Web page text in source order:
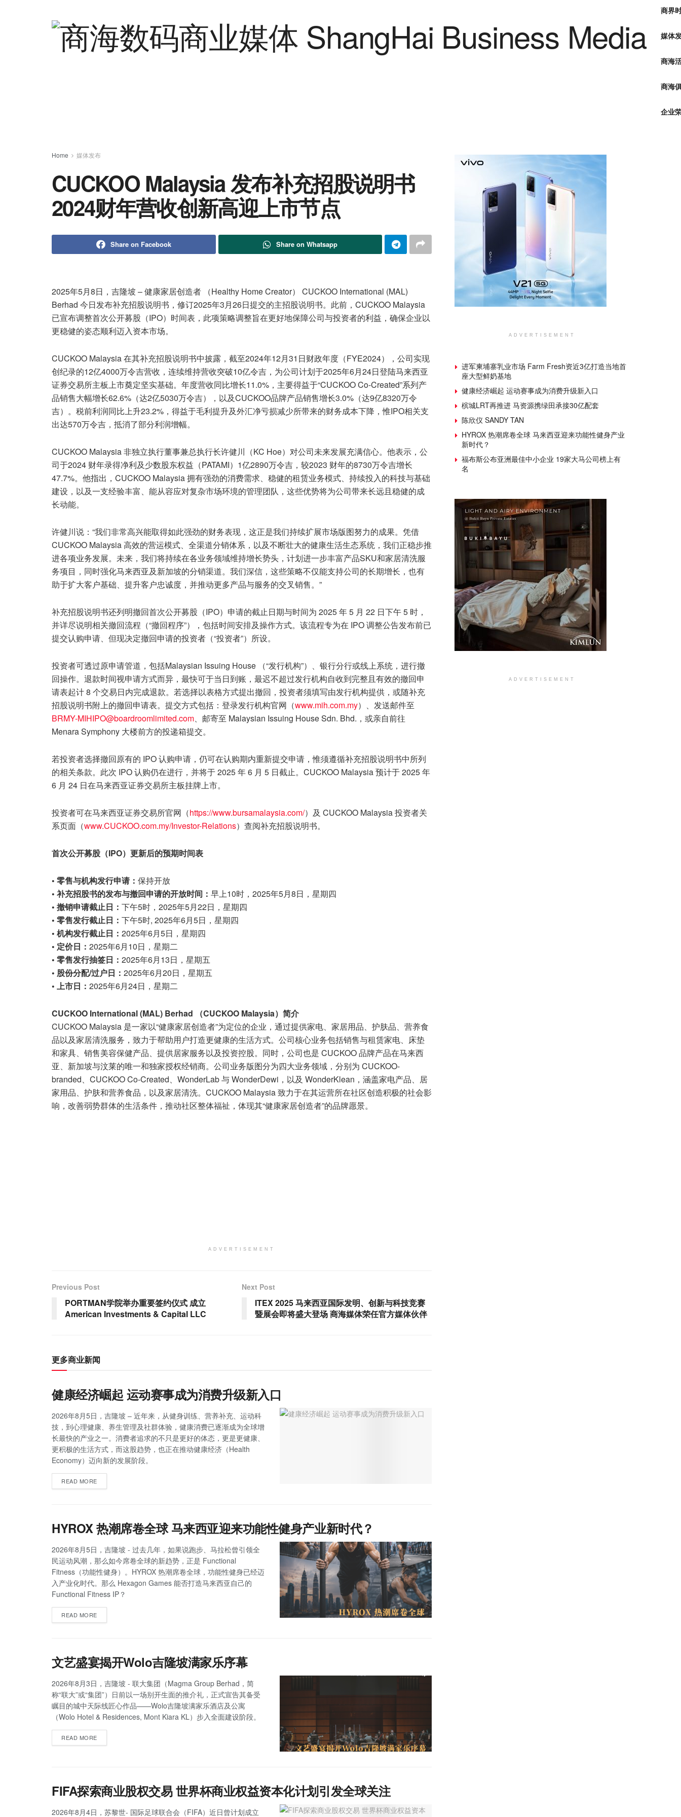
商界
媒体
商海
商海
企业
Home 媒体发布
CUCKOO Malaysia 发布补充招股说明书
2024财年营收创新高迎上市节点
Share on Facebook Share on Whatsapp
2025年5月8日，吉隆坡 – 健康家居创造者 （Healthy Home Creator） CUCKOO International (MAL)
Berhad 今日发布补充招股说明书，修订2025年3月26日提交的主招股说明书。此前，CUCKOO Malaysia
已宣布调整首次公开募股（IPO）时间表，此项策略调整旨在更好地保障公司与投资者的利益，确保企业以
更稳健的姿态顺利迈入资本市场。
CUCKOO Malaysia 在其补充招股说明书中披露，截至2024年12月31日财政年度（FYE2024），公司实现
创纪录的12亿4000万令吉营收，连续维持营收突破10亿令吉，为公司计划于2025年6月24日登陆马来西亚
证券交易所主板上市奠定坚实基础。年度营收同比增长11.0%，主要得益于“CUCKOO Co-Created”系列产
品销售大幅增长62.6%（达2亿5030万令吉），以及CUCKOO品牌产品销售增长3.0%（达9亿8320万令
吉）。税前利润同比上升23.2%，得益于毛利提升及外汇净亏损减少所带来的财务成本下降，惟IPO相关支
出达570万令吉，抵消了部分利润增幅。
CUCKOO Malaysia 非独立执行董事兼总执行长许健川（KC Hoe）对公司未来发展充满信心。他表示，公
司于2024 财年录得净利及少数股东权益（PATAMI）1亿2890万令吉，较2023 财年的8730万令吉增长
47.7%。他指出，CUCKOO Malaysia 拥有强劲的消费需求、稳健的租赁业务模式、持续投入的科技与基础
建设，以及一支经验丰富、能从容应对复杂市场环境的管理团队，这些优势将为公司带来长远且稳健的成
长动能。
许健川说：“我们非常高兴能取得如此强劲的财务表现，这正是我们持续扩展市场版图努力的成果。凭借
CUCKOO Malaysia 高效的营运模式、全渠道分销体系，以及不断壮大的健康生活生态系统，我们正稳步推
进各项业务发展。未来，我们将持续在各业务领域维持增长势头，计划进一步丰富产品SKU和家居清洗服
务项目，同时强化马来西亚及新加坡的分销渠道。我们深信，这些策略不仅能支持公司的长期增长，也有
助于扩大客户基础、提升客户忠诚度，并推动更多产品与服务的交叉销售。”
补充招股说明书还列明撤回首次公开募股（IPO）申请的截止日期与时间为 2025 年 5 月 22 日下午 5 时，
并详尽说明相关撤回流程（“撤回程序”），包括时间安排及操作方式。该流程专为在 IPO 调整公告发布前已
提交认购申请、但现决定撤回申请的投资者（“投资者”）所设。
投资者可透过原申请管道，包括Malaysian Issuing House （“发行机构”）、银行分行或线上系统，进行撤
回操作。退款时间视申请方式而异，最快可于当日到账，最迟不超过发行机构自收到完整且有效的撤回申
请表起计 8 个交易日内完成退款。若选择以表格方式提出撤回，投资者须填写由发行机构提供，或随补充
招股说明书附上的撤回申请表。提交方式包括：登录发行机构官网（www.mih.com.my）、发送邮件至
BRMY-MIHIPO@boardroomlimited.com、邮寄至 Malaysian Issuing House Sdn. Bhd.，或亲自前往
Menara Symphony 大楼前方的投递箱提交。
若投资者选择撤回原有的 IPO 认购申请，仍可在认购期内重新提交申请，惟须遵循补充招股说明书中所列
的相关条款。此次 IPO 认购仍在进行，并将于 2025 年 6 月 5 日截止。CUCKOO Malaysia 预计于 2025 年
6 月 24 日在马来西亚证券交易所主板挂牌上市。
投资者可在马来西亚证券交易所官网（https://www.bursamalaysia.com/）及 CUCKOO Malaysia 投资者关
系页面（www.CUCKOO.com.my/Investor-Relations）查阅补充招股说明书。
首次公开募股（IPO）更新后的预期时间表
• 零售与机构发行申请： 保持开放
• 补充招股书的发布与撤回申请的开放时间： 早上10时，2025年5月8日，星期四
• 撤销申请截止日： 下午5时，2025年5月22日，星期四
• 零售发行截止日： 下午5时, 2025年6月5日，星期四
• 机构发行截止日： 2025年6月5日，星期四
• 定价日： 2025年6月10日，星期二
• 零售发行抽签日： 2025年6月13日，星期五
• 股份分配/过户日： 2025年6月20日，星期五
• 上市日： 2025年6月24日，星期二
CUCKOO International (MAL) Berhad （CUCKOO Malaysia）简介
CUCKOO Malaysia 是一家以“健康家居创造者”为定位的企业，通过提供家电、家居用品、护肤品、营养食
品以及家居清洗服务，致力于帮助用户打造更健康的生活方式。公司核心业务包括销售与租赁家电、床垫
和家具、销售美容保健产品、提供居家服务以及投资控股。同时，公司也是 CUCKOO 品牌产品在马来西
亚、新加坡与汶莱的唯一和独家授权经销商。公司业务版图分为四大业务领域，分别为 CUCKOO-
branded、CUCKOO Co-Created、WonderLab 与 WonderDewi，以及 WonderKlean，涵盖家电产品、居
家用品、护肤和营养食品，以及家居清洗。CUCKOO Malaysia 致力于在其运营所在社区创造积极的社会影
响，改善弱势群体的生活条件，推动社区整体福祉，体现其“健康家居创造者”的品牌愿景。
ADVERTISEMENT
Previous Post
PORTMAN学院举办重要签约仪式 成立
American Investments & Capital LLC
Next Post
ITEX 2025 马来西亚国际发明、创新与科技竞赛
暨展会即将盛大登场 商海媒体荣任官方媒体伙伴
更多商业新闻
健康经济崛起 运动赛事成为消费升级新入口
2026年8月5日，吉隆坡 – 近年来，从健身训练、营养补充、运动科
技，到心理健康、养生管理及社群体验，健康消费已逐渐成为全球增
长最快的产业之一。消费者追求的不只是更好的体态，更是更健康、
更积极的生活方式，而这股趋势，也正在推动健康经济（Health
Economy）迈向新的发展阶段。
READ MORE
HYROX 热潮席卷全球 马来西亚迎来功能性健身产业新时代？
2026年8月5日，吉隆坡 - 过去几年，如果说跑步、马拉松曾引领全
民运动风潮，那么如今席卷全球的新趋势，正是 Functional
Fitness（功能性健身）。HYROX 热潮席卷全球，功能性健身已经迈
入产业化时代。那么 Hexagon Games 能否打造马来西亚自己的
Functional Fitness IP？
READ MORE
文艺盛宴揭开Wolo吉隆坡满家乐序幕
2026年8月3日，吉隆坡 - 联大集团（Magma Group Berhad，简
称“联大”或“集团”）日前以一场别开生面的推介礼，正式宣告其备受
瞩目的城中天际线匠心作品——Wolo吉隆坡满家乐酒店及公寓
（Wolo Hotel & Residences, Mont Kiara KL）步入全面建设阶段。
READ MORE
FIFA探索商业股权交易 世界杯商业权益资本化计划引发全球关注
2026年8月4日，苏黎世- 国际足球联合会（FIFA）近日曾计划成立
ADVERTISEMENT
进军柬埔寨乳业市场 Farm Fresh资近3亿打造当地首
座大型鲜奶基地
健康经济崛起 运动赛事成为消费升级新入口
槟城LRT再推进 马资源携绿田承接30亿配套
陈欣仪 SANDY TAN
HYROX 热潮席卷全球 马来西亚迎来功能性健身产业
新时代？
福布斯公布亚洲最佳中小企业 19家大马公司榜上有
名
ADVERTISEMENT